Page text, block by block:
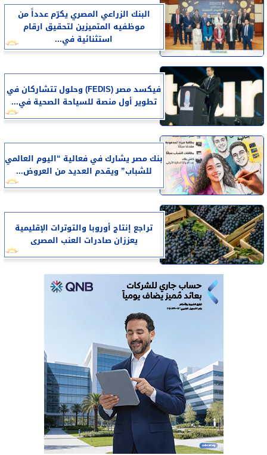
البنك الزراعي المصري يكرّم عدداً من
موظفيه المتميزين لتحقيق ارقام
استثنائية في...
فيكسد مصر (FEDIS) وحلول تتشاركان في
تطوير أول منصة للسياحة الصحية في...
بنك مصر يشارك في فعالية “اليوم العالمي
للشباب” ويقدم العديد من العروض...
تراجع إنتاج أوروبا والتوترات الإقليمية
يعززان صادرات العنب المصرى